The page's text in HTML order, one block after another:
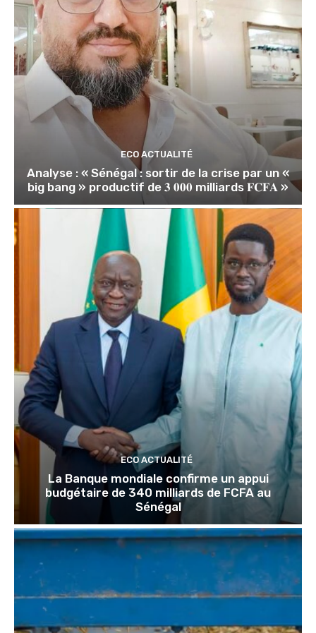
ECO ACTUALITÉ
Analyse : « Sénégal : sortir de la crise par un «
big bang » productif de 𝟑 𝟎𝟎𝟎 milliards 𝐅𝐂𝐅𝐀 »
ECO ACTUALITÉ
La Banque mondiale confirme un appui
budgétaire de 340 milliards de FCFA au
Sénégal